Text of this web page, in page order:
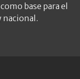
base para el
nacional.